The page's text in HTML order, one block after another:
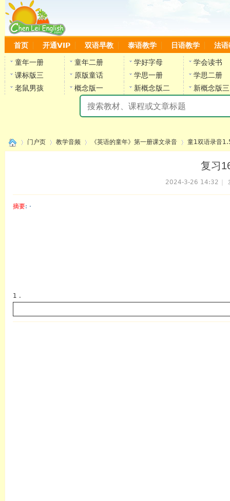
首页 开通VIP 双语早教 泰语教学 日语教学 法语
童年一册 童年二册 学好字母
学会读书
课标版三
原版童话 学思一册
学思二册
老鼠男孩
概念版一 新概念版二 新概念版三
门户页 教学音频 《英语的童年》第一册课文录音 童1双语录音
复习
2024-3-26 14:32
摘要: ·
1 .